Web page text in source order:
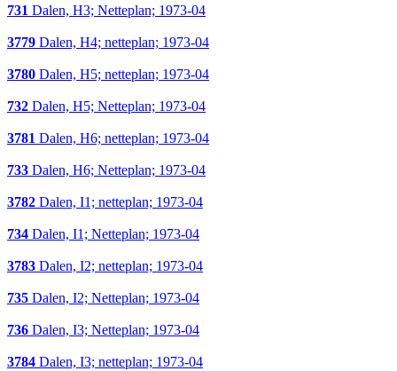
731 Dalen, H3; Netteplan; 1973-04
3779 Dalen, H4; netteplan; 1973-04
3780 Dalen, H5; netteplan; 1973-04
732 Dalen, H5; Netteplan; 1973-04
3781 Dalen, H6; netteplan; 1973-04
733 Dalen, H6; Netteplan; 1973-04
3782 Dalen, I1; netteplan; 1973-04
734 Dalen, I1; Netteplan; 1973-04
3783 Dalen, I2; netteplan; 1973-04
735 Dalen, I2; Netteplan; 1973-04
736 Dalen, I3; Netteplan; 1973-04
3784 Dalen, I3; netteplan; 1973-04